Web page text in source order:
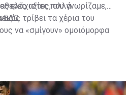
ελάχιστες, αλλά
αξίες που γνωρίζαμε,
τρίβει τα χέρια του
να «σμίγουν» ομοιόμορφα
ΕΔΩ.